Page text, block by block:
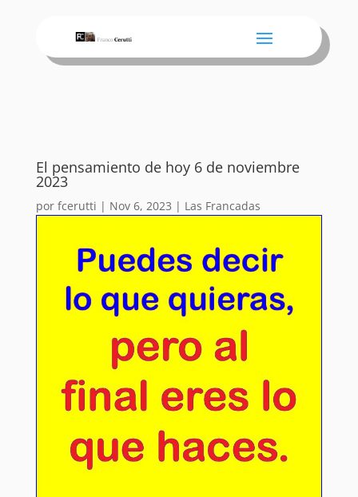
El pensamiento de hoy 6 de noviembre
2023
por fcerutti | Nov 6, 2023 | Las Francadas